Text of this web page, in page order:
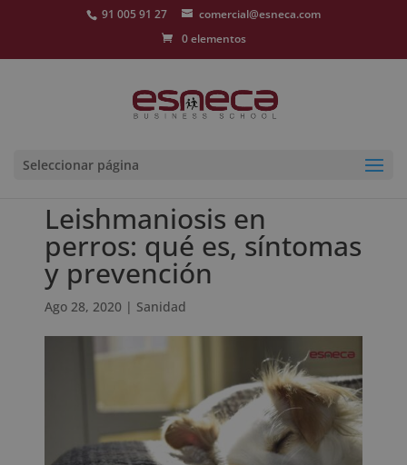
91 005 91 27
comercial@esneca.com
0 elementos
Seleccionar página
Leishmaniosis en
perros: qué es, síntomas
y prevención
Ago 28, 2020| Sanidad